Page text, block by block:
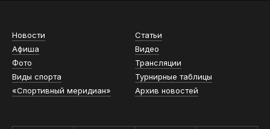
Новости
Статьи
Афиша
Видео
Фото
Трансляции
Виды спорта
Турнирные таблицы
«Спортивный меридиан»
Архив новостей